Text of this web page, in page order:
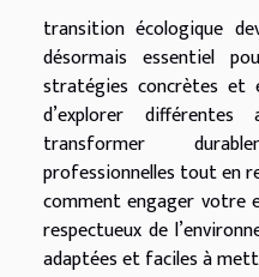
transition écologique
désormais essentiel
stratégies concrètes et
d’explorer
transformer
professionnelles tout en
comment engager votre
respectueux de
adaptées et faciles à